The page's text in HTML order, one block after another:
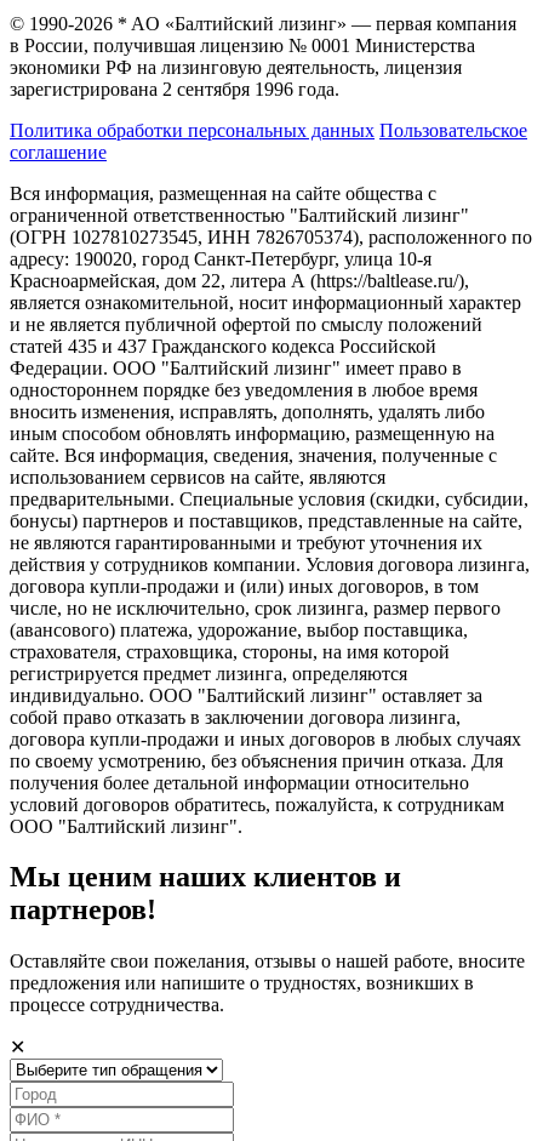
© 1990-2026 * AO «Балтийский лизинг» — первая компания
в России, получившая лицензию № 0001 Министерства
экономики РФ на лизинговую деятельность, лицензия
зарегистрирована 2 сентября 1996 года.
Политика обработки персональных данных Пользовательское
соглашение
Вся информация, размещенная на сайте общества с
ограниченной ответственностью "Балтийский лизинг"
(ОГРН 1027810273545, ИНН 7826705374), расположенного по
адресу: 190020, город Санкт-Петербург, улица 10-я
Красноармейская, дом 22, литера А (https://baltlease.ru/),
является ознакомительной, носит информационный характер
и не является публичной офертой по смыслу положений
статей 435 и 437 Гражданского кодекса Российской
Федерации. ООО "Балтийский лизинг" имеет право в
одностороннем порядке без уведомления в любое время
вносить изменения, исправлять, дополнять, удалять либо
иным способом обновлять информацию, размещенную на
сайте. Вся информация, сведения, значения, полученные с
использованием сервисов на сайте, являются
предварительными. Специальные условия (скидки, субсидии,
бонусы) партнеров и поставщиков, представленные на сайте,
не являются гарантированными и требуют уточнения их
действия у сотрудников компании. Условия договора лизинга,
договора купли-продажи и (или) иных договоров, в том
числе, но не исключительно, срок лизинга, размер первого
(авансового) платежа, удорожание, выбор поставщика,
страхователя, страховщика, стороны, на имя которой
регистрируется предмет лизинга, определяются
индивидуально. ООО "Балтийский лизинг" оставляет за
собой право отказать в заключении договора лизинга,
договора купли-продажи и иных договоров в любых случаях
по своему усмотрению, без объяснения причин отказа. Для
получения более детальной информации относительно
условий договоров обратитесь, пожалуйста, к сотрудникам
ООО "Балтийский лизинг".
Мы ценим наших клиентов и
партнеров!
Оставляйте свои пожелания, отзывы о нашей работе, вносите
предложения или напишите о трудностях, возникших в
процессе сотрудничества.
✕